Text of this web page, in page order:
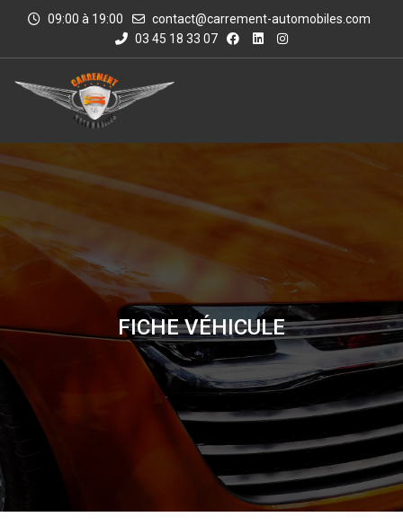
09:00 à 19:00
contact@carrement-automobiles.com
03 45 18 33 07
FICHE VÉHICULE